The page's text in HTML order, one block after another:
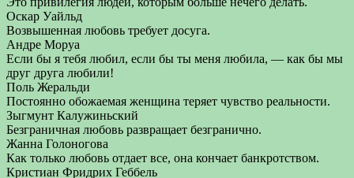
Оскар Уайльд
Возвышенная любовь требует досуга.
Андре Моруа
Если бы я тебя любил, если бы ты меня любила, — как бы мы
друг друга любили!
Поль Жеральди
Постоянно обожаемая женщина теряет чувство реальности.
Зыгмунт Калужиньский
Безграничная любовь развращает безгранично.
Жанна Голоногова
Как только любовь отдает все, она кончает банкротством.
Кристиан Фридрих Геббель